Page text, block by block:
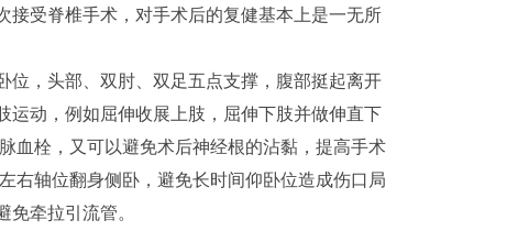
Contact us
受脊椎手术，对手术后的复健基本上是一无所
，头部、双肘、双足五点支撑，腹部挺起离开
动，例如屈伸收展上肢，屈伸下肢并做伸直下
血栓，又可以避免术后神经根的沾黏，提高手术
右轴位翻身侧卧，避免长时间仰卧位造成伤口局
牵拉引流管。